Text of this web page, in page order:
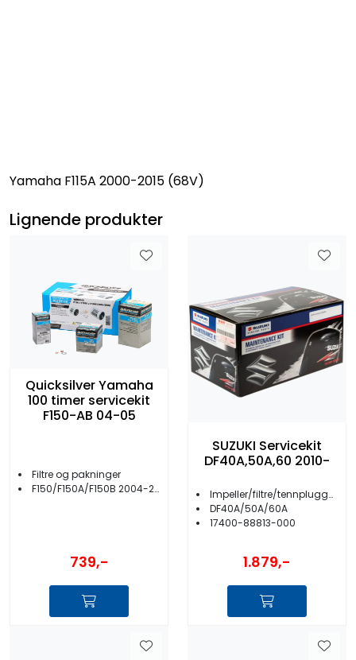
Yamaha F115A 2000-2015 (68V)
Lignende produkter
Quicksilver Yamaha
100 timer servicekit
F150-AB 04-05
Filtre og pakninger
F150/F150A/F150B 2004-2005 modell
739,-
SUZUKI Servicekit
DF40A,50A,60 2010-
Impeller/filtre/tennplugger/anoder m.m.
DF40A/50A/60A
17400-88813-000
1.879,-